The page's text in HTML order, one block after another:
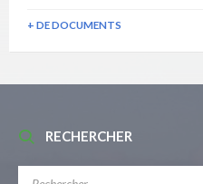
+ DE DOCUMENTS
RECHERCHER